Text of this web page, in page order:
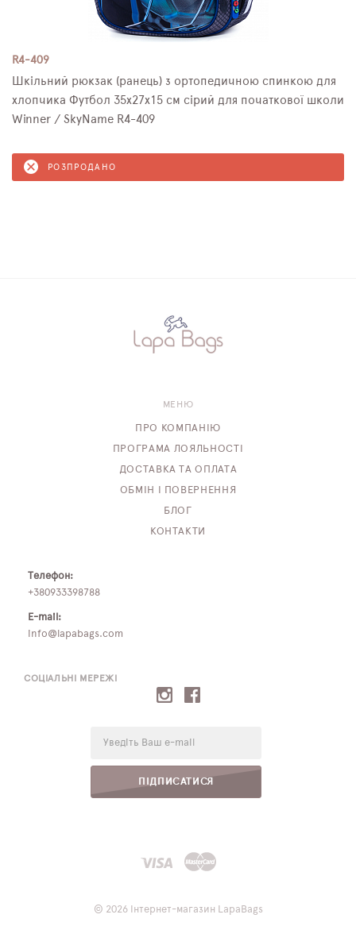
R4-409
Шкільний рюкзак (ранець) з ортопедичною спинкою для
хлопчика Футбол 35х27х15 см сірий для початкової школи
Winner / SkyName R4-409
РОЗПРОДАНО
СОЦІАЛЬНІ МЕРЕЖІ
ПІДПИСАТИСЯ
МЕНЮ
ПРО КОМПАНІЮ
ПРОГРАМА ЛОЯЛЬНОСТІ
ДОСТАВКА ТА ОПЛАТА
ОБМІН І ПОВЕРНЕННЯ
БЛОГ
КОНТАКТИ
Телефон:
+380933398788
E-mail:
info@lapabags.com
© 2026 Інтернет-магазин LapaBags